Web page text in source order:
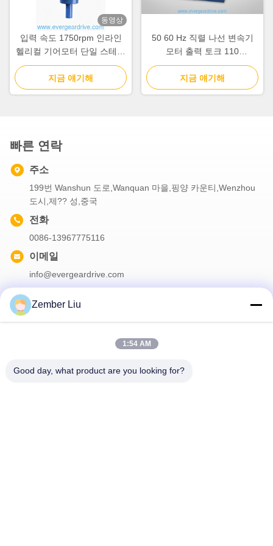
동영상
입력 속도 1750rpm 인라인
헬리컬 기어모터 단일 스테이
지 감속은 컨베이어 시스템에
이상적인 솔리드 샤프트 출력
방식을 특징으로 합니다.
지금 얘기해
50 60 Hz 직렬 나선 변속기
모터 출력 토크 110
15300KNm 산업 자동화 시스
템에 적합
지금 얘기해
빠른 연락
주소
199번 Wanshun 도로,Wanquan 마을,핑양 카운티,Wenzhou
도시,제?? 성,중국
전화
0086-13967775116
이메일
info@evergeardrive.com
Zember Liu
1:54 AM
Good day, what product are you looking for?